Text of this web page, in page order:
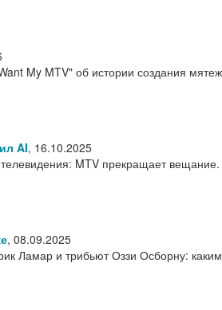
My MTV" об истории создания
AI, 16.10.2025
MTV прекращает
, 08.09.2025
Ламар и трибьют Оззи Осборну: